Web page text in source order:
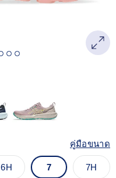
คู่มือขนาด
6H 7 7H